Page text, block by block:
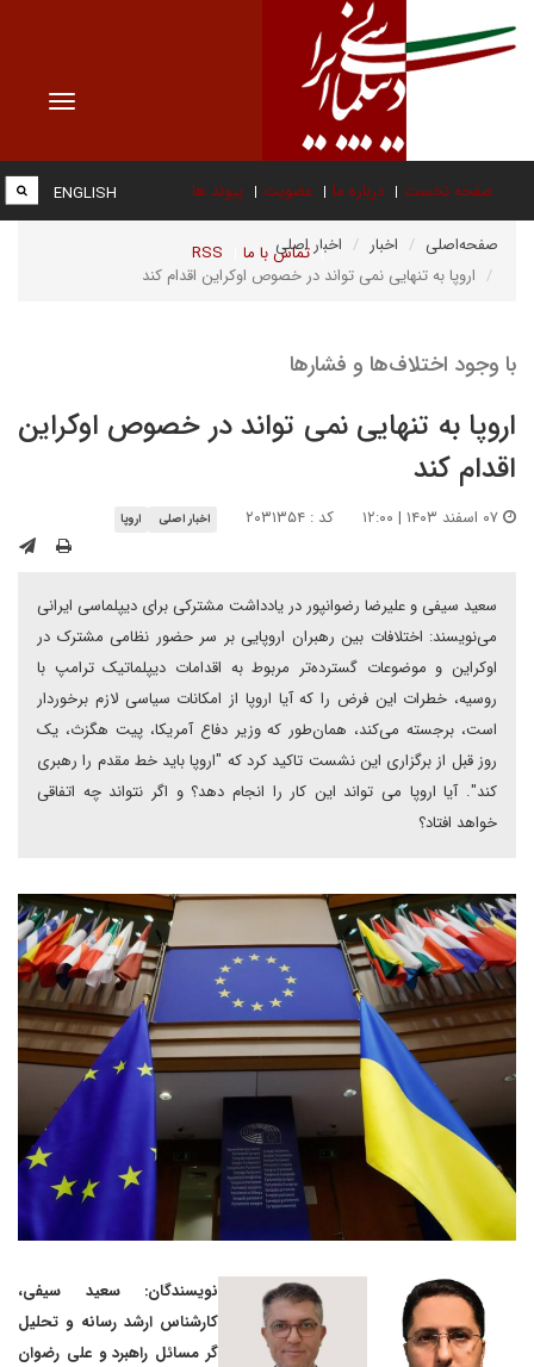
Toggle
صفحه نخست درباره ما عضویت پیوند ها
تماس با ما RSS
ENGLISH
صفحه‌اصلی اخبار
اخبار اصلی
اروپا به تنهایی نمی تواند در خصوص اوکراین اقدام کند
با وجود اختلاف‌ها و فشارها
اروپا به تنهایی نمی تواند در خصوص اوکراین
اقدام کند
کد : ۲۰۳۱۳۵۴ اخبار اصلی اروپا
سعید سیفی و علیرضا رضوانپور در یادداشت مشترکی برای دیپلماسی ایرانی
می‌نویسند: اختلافات بین رهبران اروپایی بر سر حضور نظامی مشترک در
اوکراین و موضوعات گسترده‌تر مربوط به اقدامات دیپلماتیک ترامپ با
روسیه، خطرات این فرض را که آیا اروپا از امکانات سیاسی لازم برخوردار
است، برجسته می‌کند، همان‌طور که وزیر دفاع آمریکا، پیت هگزث، یک
روز قبل از برگزاری این نشست تاکید کرد که "اروپا باید خط مقدم را رهبری
کند". آیا اروپا می تواند این کار را انجام دهد؟ و اگر نتواند چه اتفاقی
خواهد افتاد؟
نویسندگان: سعید سیفی،
کارشناس ارشد رسانه و تحلیل
گر مسائل راهبرد و علی رضوان